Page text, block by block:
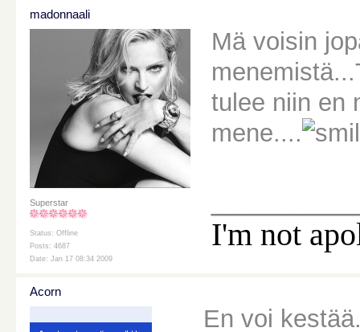
madonnaali
Superstar
Status: Offline
Posts: 4687
Date: Jan 17 08:34 2009
Mä voisin
tulee niin en
mene....
I'm not
Acorn
En voi